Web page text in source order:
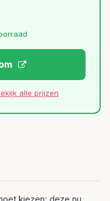
alle prijzen
kiezen: deze nu